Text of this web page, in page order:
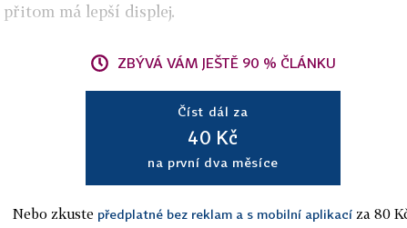
má lepší displej.
ZBÝVÁ VÁM JEŠTĚ 90 % ČLÁNKU
Číst dál za
40 Kč
na první dva měsíce
Nebo zkuste předplatné bez reklam a s mobilní aplikací za 80